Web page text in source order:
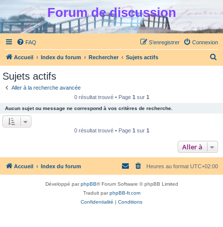
Forum de discussion
FAQ Connexion
S’enregistrer
Accueil Index du forum Rechercher Sujets actifs
e
r
Sujets actifs
Aller à la recherche avancée
0 résultat trouvé • Page 1 sur 1
Aucun sujet ou message ne correspond à vos critères de recherche.
0 résultat trouvé • Page 1 sur 1
Aller à
Accueil Index du forum Heures au format UTC+02:00
Développé parphpBB® Forum Software © phpBB Limited
Traduit parphpBB-fr.com
Confidentialité | Conditions